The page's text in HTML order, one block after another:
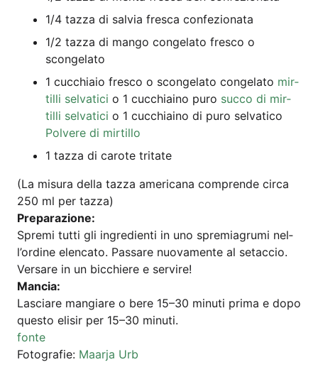
1/4 taz­za di sal­via fre­s­ca confezionata
1/2 taz­za di man­go con­ge­la­to fres­co o
scongelato
1 cuc­chi­aio fres­co o scon­ge­la­to con­ge­la­to mir­
til­li sel­va­ti­ci o 1 cuc­chia­i­no puro suc­co di mir­
til­li sel­va­ti­ci o 1 cuc­chia­i­no di puro sel­va­ti­co
Pol­vere di mir­til­lo
1 taz­za di caro­te tritate
(La misu­ra del­la taz­za ame­ri­ca­na com­pren­de cir­ca
250 ml per tazza)
Pre­pa­ra­zio­ne:
Spre­mi tut­ti gli ingre­di­en­ti in uno spre­mi­ag­rumi nel­
l’or­di­ne elen­ca­to. Pas­sa­re nuo­va­men­te al setaccio.
Ver­sa­re in un bic­chie­re e servire!
Man­cia:
Lascia­re man­gia­re o bere 15–30 minu­ti pri­ma e dopo
ques­to eli­sir per 15–30 minuti.
fon­te
Foto­gra­fie: Maar­ja Urb